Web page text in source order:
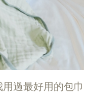
用過最好用的包巾